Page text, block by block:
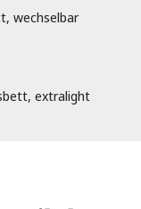
wechselbar
extralight